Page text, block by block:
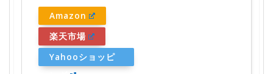
Amazon
楽天市場
Yahooショッピ